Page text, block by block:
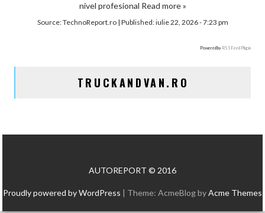
nivel profesional Read more »
Source:TechnoReport.ro| Published:iulie 22, 2026 - 7:23 pm
Powered by RSS Feed Plugin
TRUCKANDVAN.RO
AUTOREPORT © 2016
Proudly powered by WordPress | Theme: AcmeBlog byAcme Themes